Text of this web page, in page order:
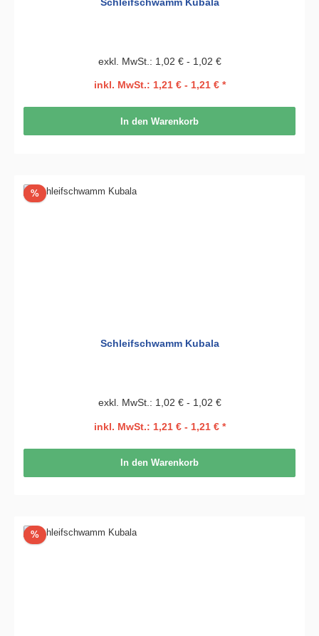
exkl. MwSt.: 1,02 € - 1,02 €
inkl. MwSt.: 1,21 € - 1,21 € *
In den Warenkorb
%Rabatt
Schleifschwamm Kubala
exkl. MwSt.: 1,02 € - 1,02 €
inkl. MwSt.: 1,21 € - 1,21 € *
In den Warenkorb
%Rabatt